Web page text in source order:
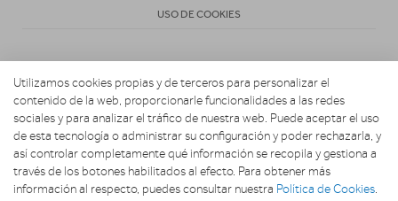
USO DE COOKIES
Copyright 2026. ELECTRODOMESTICOS DELGADO SL
Utilizamos cookies propias y de terceros para personalizar el
contenido de la web, proporcionarle funcionalidades a las redes
sociales y para analizar el tráfico de nuestra web. Puede aceptar el uso
de esta tecnología o administrar su configuración y poder rechazarla, y
así controlar completamente qué información se recopila y gestiona a
través de los botones habilitados al efecto. Para obtener más
información al respecto, puedes consultar nuestra Política de Cookies.